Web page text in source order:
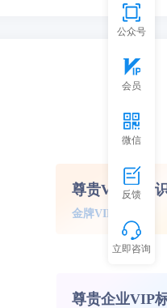
尊贵VIP标标
金牌VIP
尊贵企业VIP
公众号
会员
微信
反馈
立即咨询